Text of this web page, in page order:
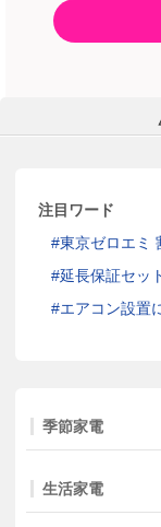
注目ワード
東京ゼロエミ
延長保証セッ
エアコン設置
季節家電
生活家電